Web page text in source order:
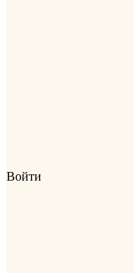
Войти